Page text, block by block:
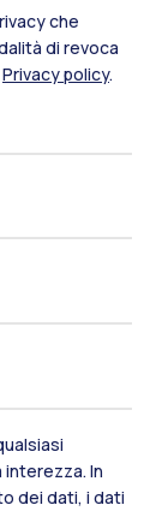
che
di revoca
Privacy policy.
In
dei dati, i dati